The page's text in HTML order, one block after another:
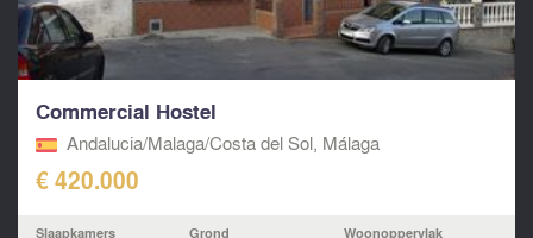
Commercial Hostel
Andalucia/Malaga/Costa del Sol, Málaga
€ 420.000
Slaapkamers Grond Woonoppervlak